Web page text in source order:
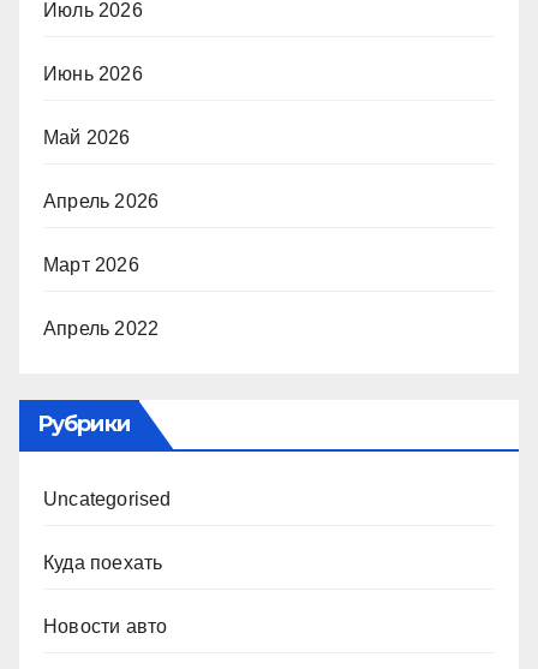
Июль 2026
Июнь 2026
Май 2026
Апрель 2026
Март 2026
Апрель 2022
Рубрики
Uncategorised
Куда поехать
Новости авто